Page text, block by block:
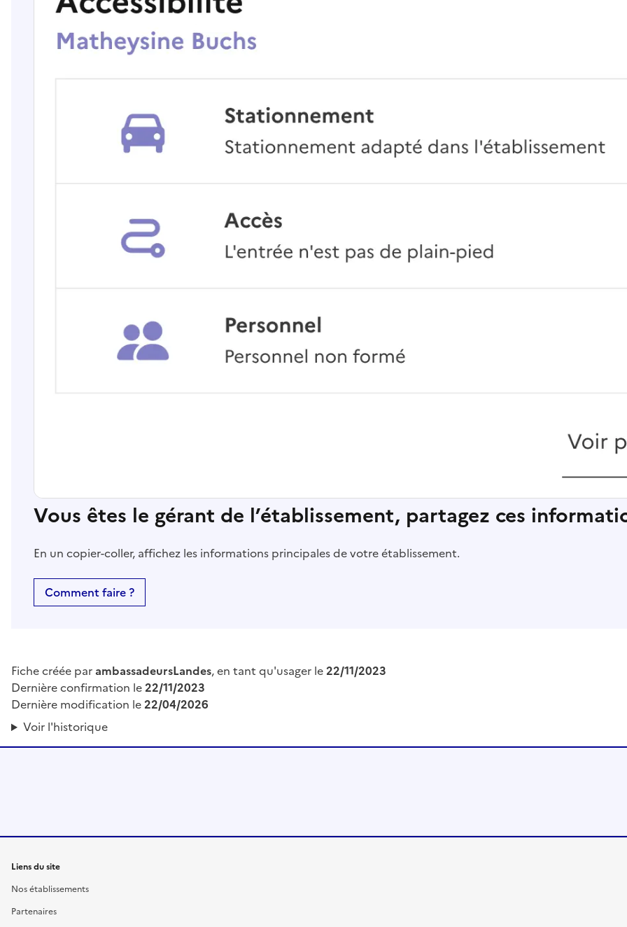
Vous êtes le gérant de l’établissement, partagez ces
En un copier-coller, affichez les informations principales de votre établissement.
Comment faire ?
Fiche créée parambassadeursLandes, en tant qu'usager le22/11/2023
Dernière confirmation le22/11/2023
Dernière modification le22/04/2026
Voir l'historique
Liens du site
Nos établissements
Partenaires